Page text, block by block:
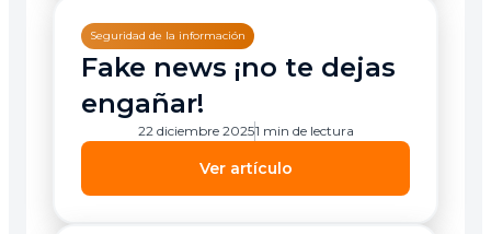
Seguridad de la información
Fake news ¡no te dejas
engañar!
Ver artículo
22 diciembre 20251 min de lectura